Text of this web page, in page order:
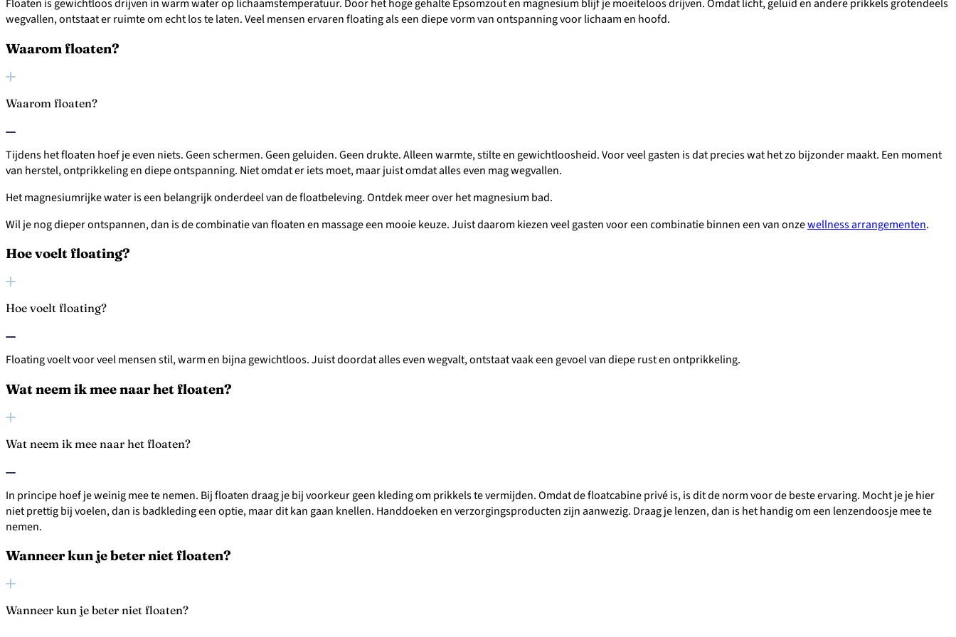
Floaten is gewichtloos drijven in warm water op lichaamstemperatuur. Door het hoge gehalte Epsomzout en magnesium blijf je moeiteloos drijven. Omdat licht, geluid en andere prikkels grotendeels
wegvallen, ontstaat er ruimte om echt los te laten. Veel mensen ervaren floating als een diepe vorm van ontspanning voor lichaam en hoofd.
Waarom floaten?
Waarom floaten?
Tijdens het floaten hoef je even niets. Geen schermen. Geen geluiden. Geen drukte. Alleen warmte, stilte en gewichtloosheid. Voor veel gasten is dat precies wat het zo bijzonder maakt. Een moment
van herstel, ontprikkeling en diepe ontspanning. Niet omdat er iets moet, maar juist omdat alles even mag wegvallen.
Het magnesiumrijke water is een belangrijk onderdeel van de floatbeleving. Ontdek meer over het magnesium bad.
Wil je nog dieper ontspannen, dan is de combinatie van floaten en massage een mooie keuze. Juist daarom kiezen veel gasten voor een combinatie binnen een van onzewellness arrangementen.
Hoe voelt floating?
Hoe voelt floating?
Floating voelt voor veel mensen stil, warm en bijna gewichtloos. Juist doordat alles even wegvalt, ontstaat vaak een gevoel van diepe rust en ontprikkeling.
Wat neem ik mee naar het floaten?
Wat neem ik mee naar het floaten?
In principe hoef je weinig mee te nemen. ​​Bij floaten draag je bij voorkeur geen kleding om prikkels te vermijden. Omdat de floatcabine privé is, is dit de norm voor de beste ervaring. Mocht je je hier
niet prettig bij voelen, dan is badkleding een optie, maar dit kan gaan knellen. Handdoeken en verzorgingsproducten zijn aanwezig. Draag je lenzen, dan is het handig om een lenzendoosje mee te
nemen.
Wanneer kun je beter niet floaten?
Wanneer kun je beter niet floaten?